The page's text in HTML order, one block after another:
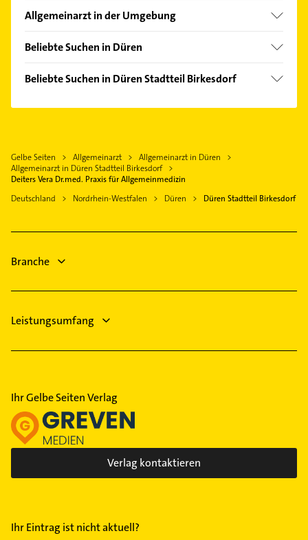
Gürzenich
Allgemeinarzt in der Umgebung
Niederzier
Kreuzau
Jülich
Eschweiler Rheinland
Nideggen
Beliebte Suchen in Düren
Physikalische Therapie
Krankengymnastik
Rohrreinigung
Heizung & Sanitär
Lüftungsanlagen
Beliebte Suchen in Düren Stadtteil Birkesdorf
Bestatter
Steuerberater
Zahnarzt
Putzfrau
Gelbe Seiten Allgemeinarzt
Allgemeinarzt in Düren
Allgemeinarzt in Düren Stadtteil Birkesdorf
Deiters Vera Dr.med. Praxis für Allgemeinmedizin
Deutschland
Nordrhein-Westfalen Düren Düren Stadtteil Birkesdorf
Branche
Leistungsumfang
Ihr Gelbe Seiten Verlag
Verlag kontaktieren
Ihr Eintrag ist nicht aktuell?